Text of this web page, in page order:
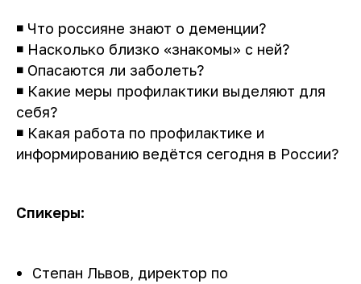
◾ Что россияне знают о деменции?
◾ Насколько близко «знакомы» с ней?
◾ Опасаются ли заболеть?
◾ Какие меры профилактики выделяют для
себя?
◾ Какая работа по профилактике и
информированию ведётся сегодня в России?
Спикеры:
Степан Львов, директор по